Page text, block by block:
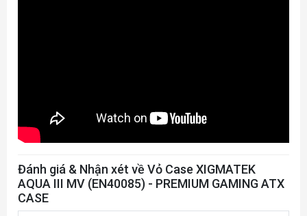
Đánh giá & Nhận xét về Vỏ Case XIGMATEK
AQUA III MV (EN40085) - PREMIUM GAMING ATX
CASE